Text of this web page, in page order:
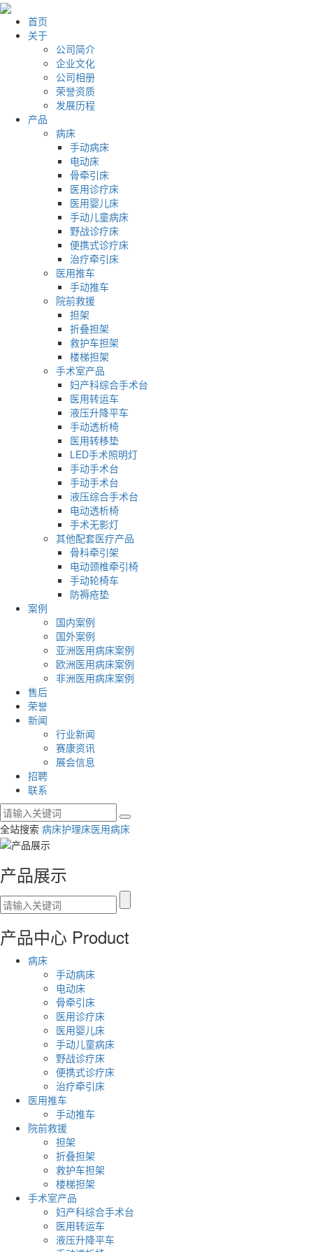
首页
关于
公司简介
企业文化
公司相册
荣誉资质
发展历程
产品
病床
手动病床
电动床
骨牵引床
医用诊疗床
医用婴儿床
手动儿童病床
野战诊疗床
便携式诊疗床
治疗牵引床
医用推车
手动推车
院前救援
担架
折叠担架
救护车担架
楼梯担架
手术室产品
妇产科综合手术台
医用转运车
液压升降平车
手动透析椅
医用转移垫
LED手术照明灯
手动手术台
手动手术台
液压综合手术台
电动透析椅
手术无影灯
其他配套医疗产品
骨科牵引架
电动颈椎牵引椅
手动轮椅车
防褥疮垫
案例
国内案例
国外案例
亚洲医用病床案例
欧洲医用病床案例
非洲医用病床案例
售后
荣誉
新闻
行业新闻
赛康资讯
展会信息
招聘
联系
全站搜索 病床护理床医用病床
产品展示
产品中心 Product
病床
手动病床
电动床
骨牵引床
医用诊疗床
医用婴儿床
手动儿童病床
野战诊疗床
便携式诊疗床
治疗牵引床
医用推车
手动推车
院前救援
担架
折叠担架
救护车担架
楼梯担架
手术室产品
妇产科综合手术台
医用转运车
液压升降平车